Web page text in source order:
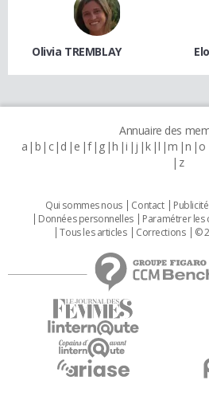
Olivia TREMBLAY
Annuaire des
a b c d e f g h i j k l m n o
z
Qui sommes nous Contact Publicité
Données personnelles
Paramétrer les
Tous les articles
Corrections ©